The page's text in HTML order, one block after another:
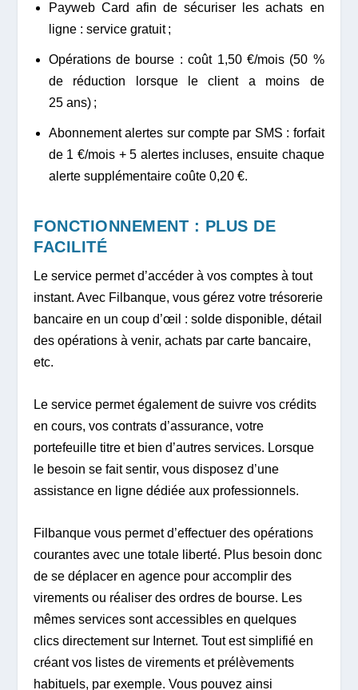
Payweb Card afin de sécuriser les achats en
ligne : service gratuit ;
Opérations de bourse : coût 1,50 €/mois (50 %
de réduction lorsque le client a moins de
25 ans) ;
Abonnement alertes sur compte par SMS : forfait
de 1 €/mois + 5 alertes incluses, ensuite chaque
alerte supplémentaire coûte 0,20 €.
FONCTIONNEMENT : PLUS DE
FACILITÉ
Le service permet d’accéder à vos comptes à tout
instant. Avec Filbanque, vous gérez votre trésorerie
bancaire en un coup d’œil : solde disponible, détail
des opérations à venir, achats par carte bancaire,
etc.
Le service permet également de suivre vos crédits
en cours, vos contrats d’assurance, votre
portefeuille titre et bien d’autres services. Lorsque
le besoin se fait sentir, vous disposez d’une
assistance en ligne dédiée aux professionnels.
Filbanque vous permet d’effectuer des opérations
courantes avec une totale liberté. Plus besoin donc
de se déplacer en agence pour accomplir des
virements ou réaliser des ordres de bourse. Les
mêmes services sont accessibles en quelques
clics directement sur Internet. Tout est simplifié en
créant vos listes de virements et prélèvements
habituels, par exemple. Vous pouvez ainsi